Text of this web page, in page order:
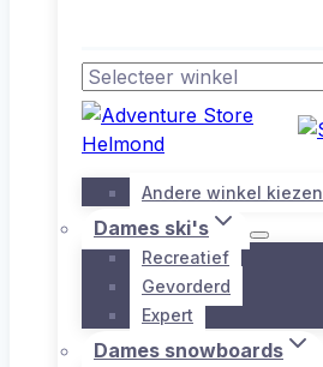
Andere winkel kiezen
Dames ski's
Recreatief
Gevorderd
Expert
Dames snowboards